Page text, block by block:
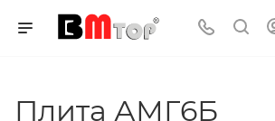
Плита АМГ6Б